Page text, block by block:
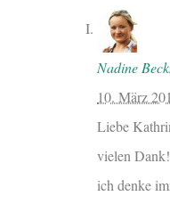
Nadine
10. März
Liebe
vielen
ich denke